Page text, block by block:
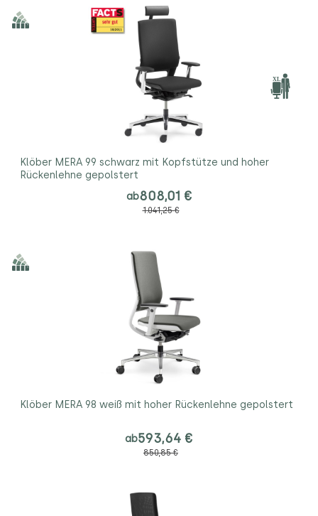
Klöber MERA 99 schwarz mit Kopfstütze und hoher
Rückenlehne gepolstert
ab808,01 €
1.041,25 €
Klöber MERA 98 weiß mit hoher Rückenlehne gepolstert
ab593,64 €
850,85 €